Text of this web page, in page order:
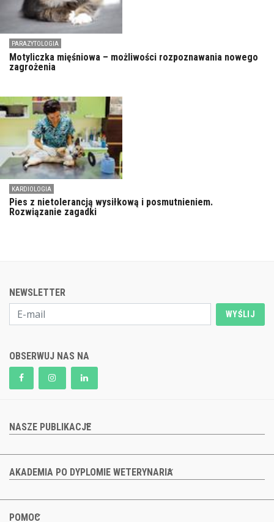
PARAZYTOLOGIA
Motyliczka mięśniowa – możliwości rozpoznawania nowego
zagrożenia
KARDIOLOGIA
Pies z nietolerancją wysiłkową i posmutnieniem.
Rozwiązanie zagadki
NEWSLETTER
WYŚLIJ
OBSERWUJ NAS NA
NASZE PUBLIKACJE
AKADEMIA PO DYPLOMIE WETERYNARIA
POMOC